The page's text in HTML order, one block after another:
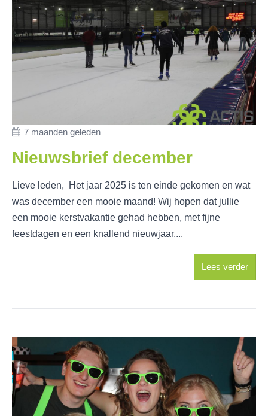
7 maanden geleden
Nieuwsbrief december
Lieve leden, Het jaar 2025 is ten einde gekomen en wat
was december een mooie maand! Wij hopen dat jullie
een mooie kerstvakantie gehad hebben, met fijne
feestdagen en een knallend nieuwjaar....
Lees verder